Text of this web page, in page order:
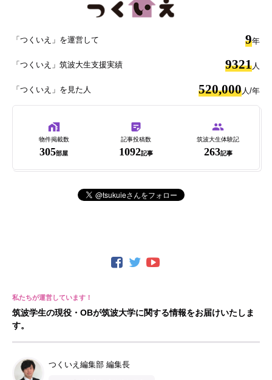
「つくいえ」を運営して 9年
「つくいえ」筑波大生支援実績 9321人
「つくいえ」を見た人 520,000人/年
物件掲載数
305部屋
記事投稿数
1092記事
筑波大生体験記
263記事
筑波学生の現役・OBが筑波大学に関する情報をお届けいたしま
す。
つくいえ編集部 編集長